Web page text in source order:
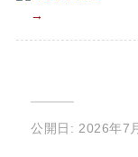
→
公開日: 2026年7